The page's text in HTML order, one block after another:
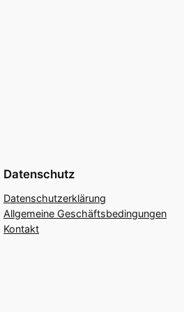
Datenschutz
Datenschutzerklärung
Allgemeine Geschäftsbedingungen
Kontakt